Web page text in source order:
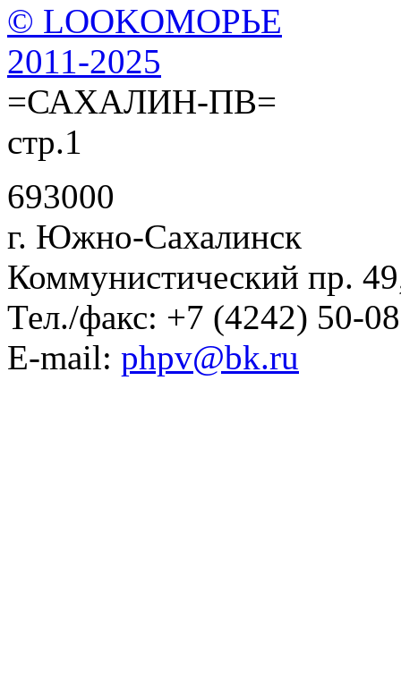
© LOOKОМОРЬЕ
2011-2025
=САХАЛИН-ПВ=
стр.1
693000
г. Южно-Сахалинск
Коммунистический пр.
Тел./факс: +7 (4242) 50-
E-mail: phpv@bk.ru